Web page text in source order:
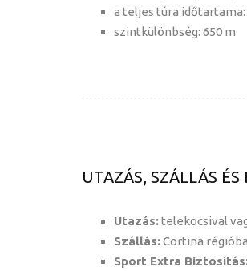
a teljes túra időtartama:
szintkülönbség: 650 m
UTAZÁS, SZÁLLÁS ÉS
Utazás:telekocsival
Szállás:Cortina
Sport Extra